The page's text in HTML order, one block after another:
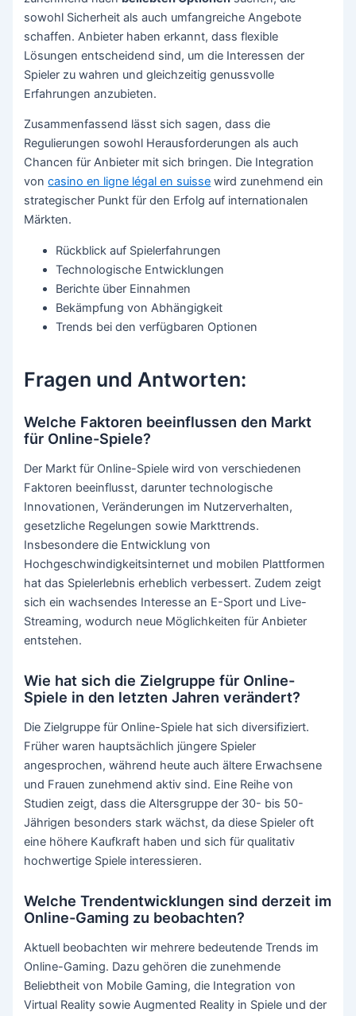
sowohl Sicherheit als auch umfangreiche Angebote
schaffen. Anbieter haben erkannt, dass flexible
Lösungen entscheidend sind, um die Interessen der
Spieler zu wahren und gleichzeitig genussvolle
Erfahrungen anzubieten.
Zusammenfassend lässt sich sagen, dass die
Regulierungen sowohl Herausforderungen als auch
Chancen für Anbieter mit sich bringen. Die Integration
voncasino en ligne légal en suisse wird zunehmend ein
strategischer Punkt für den Erfolg auf internationalen
Märkten.
Rückblick auf Spielerfahrungen
Technologische Entwicklungen
Berichte über Einnahmen
Bekämpfung von Abhängigkeit
Trends bei den verfügbaren Optionen
Fragen und Antworten:
Welche Faktoren beeinflussen den Markt
für Online-Spiele?
Der Markt für Online-Spiele wird von verschiedenen
Faktoren beeinflusst, darunter technologische
Innovationen, Veränderungen im Nutzerverhalten,
gesetzliche Regelungen sowie Markttrends.
Insbesondere die Entwicklung von
Hochgeschwindigkeitsinternet und mobilen Plattformen
hat das Spielerlebnis erheblich verbessert. Zudem zeigt
sich ein wachsendes Interesse an E-Sport und Live-
Streaming, wodurch neue Möglichkeiten für Anbieter
entstehen.
Wie hat sich die Zielgruppe für Online-
Spiele in den letzten Jahren verändert?
Die Zielgruppe für Online-Spiele hat sich diversifiziert.
Früher waren hauptsächlich jüngere Spieler
angesprochen, während heute auch ältere Erwachsene
und Frauen zunehmend aktiv sind. Eine Reihe von
Studien zeigt, dass die Altersgruppe der 30- bis 50-
Jährigen besonders stark wächst, da diese Spieler oft
eine höhere Kaufkraft haben und sich für qualitativ
hochwertige Spiele interessieren.
Welche Trendentwicklungen sind derzeit im
Online-Gaming zu beobachten?
Aktuell beobachten wir mehrere bedeutende Trends im
Online-Gaming. Dazu gehören die zunehmende
Beliebtheit von Mobile Gaming, die Integration von
Virtual Reality sowie Augmented Reality in Spiele und der